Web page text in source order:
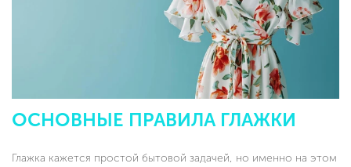
ОСНОВНЫЕ ПРАВИЛА ГЛАЖКИ
Глажка кажется простой бытовой задачей, но именно на этом